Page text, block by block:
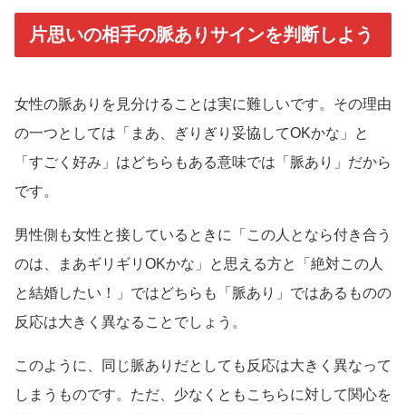
片思いの相手の脈ありサインを判断しよう
女性の脈ありを見分けることは実に難しいです。その理由
の一つとしては「まあ、ぎりぎり妥協してOKかな」と
「すごく好み」はどちらもある意味では「脈あり」だから
です。
男性側も女性と接しているときに「この人となら付き合う
のは、まあギリギリOKかな」と思える方と「絶対この人
と結婚したい！」ではどちらも「脈あり」ではあるものの
反応は大きく異なることでしょう。
このように、同じ脈ありだとしても反応は大きく異なって
しまうものです。ただ、少なくともこちらに対して関心を